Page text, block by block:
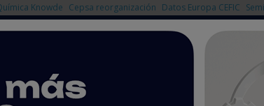
Knowde Cepsa reorganización Datos Europa CEFIC